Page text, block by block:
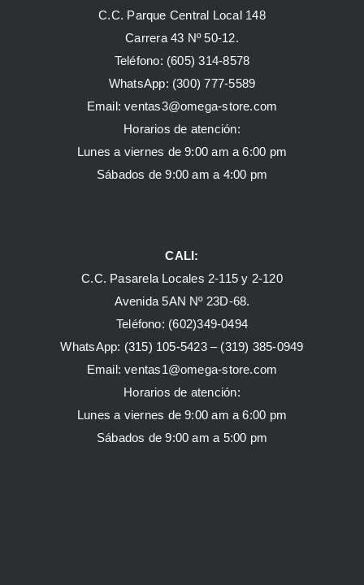
C.C. Parque Central Local 148
Carrera 43 Nº 50-12.
Teléfono: (605) 314-8578
WhatsApp: (300) 777-5589
Email: ventas3@omega-store.com
Horarios de atención:
Lunes a viernes de 9:00 am a 6:00 pm
Sábados de 9:00 am a 4:00 pm
CALI:
C.C. Pasarela Locales 2-115 y 2-120
Avenida 5AN Nº 23D-68.
Teléfono: (602)349-0494
WhatsApp: (315) 105-5423 – (319) 385-0949
Email:ventas1@omega-store.com
Horarios de atención:
Lunes a viernes de 9:00 am a 6:00 pm
Sábados de 9:00 am a 5:00 pm